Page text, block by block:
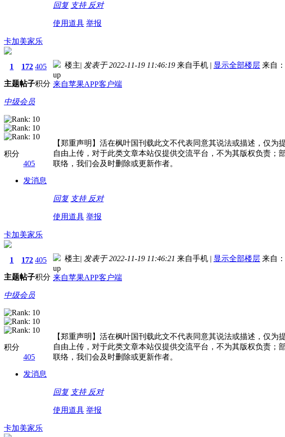
回复 支持 反对
使用道具 举报
卡加美家乐
1
主题
172
帖子
405
积分
中级会员
积分
405
发消息
楼主| 发表于 2022-11-19 11:46:19 来自手机 | 显示全部楼层 来自
up
来自苹果APP客户端
【郑重声明】活在枫叶国刊载此文不代表同意其说法或描述，仅
自由上传，对于此类文章本站仅提供交流平台，不为其版权负责
联络，我们会及时删除或更新作者。
回复 支持 反对
使用道具 举报
卡加美家乐
1
主题
172
帖子
405
积分
中级会员
积分
405
发消息
楼主| 发表于 2022-11-19 11:46:21 来自手机 | 显示全部楼层 来自
up
来自苹果APP客户端
【郑重声明】活在枫叶国刊载此文不代表同意其说法或描述，仅
自由上传，对于此类文章本站仅提供交流平台，不为其版权负责
联络，我们会及时删除或更新作者。
回复 支持 反对
使用道具 举报
卡加美家乐